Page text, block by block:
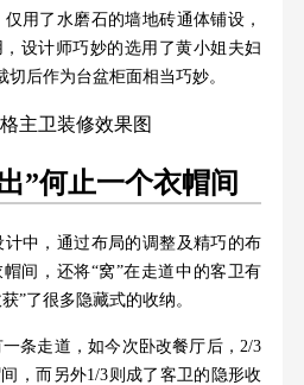
用了水磨石的墙地砖通体铺设，
设计师巧妙的选用了黄小姐夫妇
后作为台盆柜面相当巧妙。
”何止一个衣帽间
中，通过布局的调整及精巧的布
间，还将“窝”在走道中的客卫有
”了很多隐藏式的收纳。
条走道，如今次卧改餐厅后，2/3
，而另外1/3则成了客卫的隐形收